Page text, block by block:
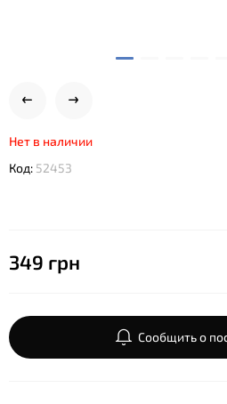
Нет в наличии
Код: 52453
349 грн
Сообщить о